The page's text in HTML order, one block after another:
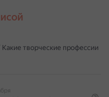
Какие творческие профессии